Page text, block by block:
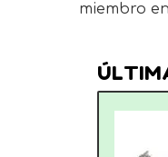
miembro